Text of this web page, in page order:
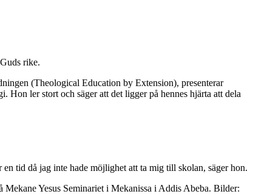
rike.
(Theological Education by Extension), presenterar
Hon ler stort och säger att det ligger på hennes hjärta att dela
tid då jag inte hade möjlighet att ta mig till skolan, säger hon.
Mekane Yesus Seminariet i Mekanissa i Addis Abeba. Bilder: